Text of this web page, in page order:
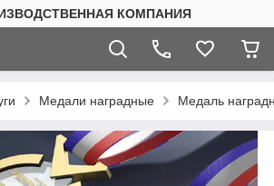
КОМПАНИЯ
Медали наградные Медаль